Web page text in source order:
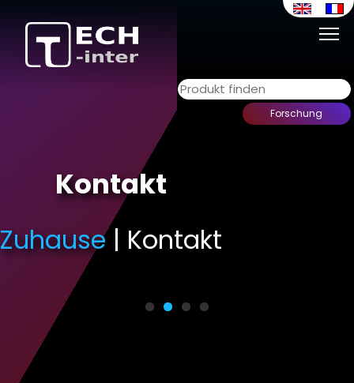
Kontakt
Zuhause| Kontakt
Zuhause
Zuhause
Zuhause
Zuhause